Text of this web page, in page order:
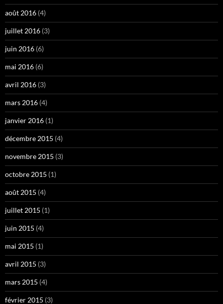
août 2016 (4)
juillet 2016 (3)
juin 2016 (6)
mai 2016 (6)
avril 2016 (3)
mars 2016 (4)
janvier 2016 (1)
décembre 2015 (4)
novembre 2015 (3)
octobre 2015 (1)
août 2015 (4)
juillet 2015 (1)
juin 2015 (4)
mai 2015 (1)
avril 2015 (3)
mars 2015 (4)
février 2015 (3)